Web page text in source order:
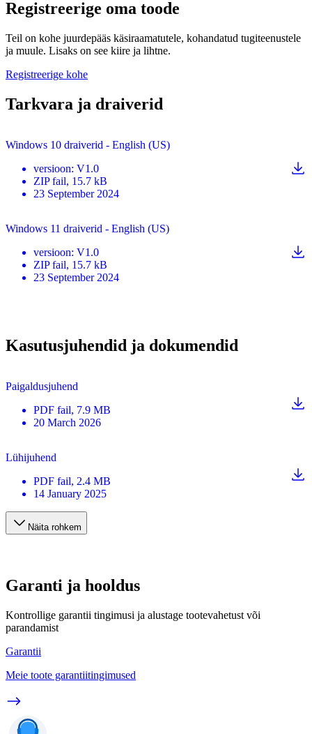
Registreerige oma toode
Teil on kohe juurdepääs käsiraamatutele, kohandatud tugiteenustele
ja muule. Lisaks on see kiire ja lihtne.
Registreerige kohe
Tarkvara ja draiverid
Windows 10 draiverid - English (US)
versioon: V1.0
ZIP fail, 15.7 kB
23 September 2024
Windows 11 draiverid - English (US)
versioon: V1.0
ZIP fail, 15.7 kB
23 September 2024
Kasutusjuhendid ja dokumendid
Paigaldusjuhend
PDF fail, 7.9 MB
20 March 2026
Lühijuhend
PDF fail, 2.4 MB
14 January 2025
Näita rohkem
Garanti ja hooldus
Kontrollige garantii tingimusi ja alustage tootevahetust või
parandamist
Garantii
Meie toote garantiitingimused